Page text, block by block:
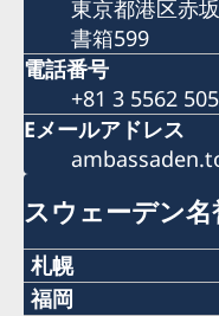
東京都港区赤
書箱599
電話番号
+81 3 5562
Eメールアドレス
スウェーデン名
札幌
福岡